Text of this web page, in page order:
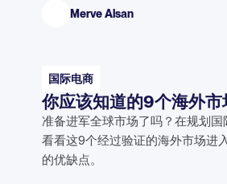
Merve Alsan
国际电商
你应该知道的9个海外市
准备进军全球市场了吗？在规划
看看这9个经过验证的海外市场进
的优缺点。